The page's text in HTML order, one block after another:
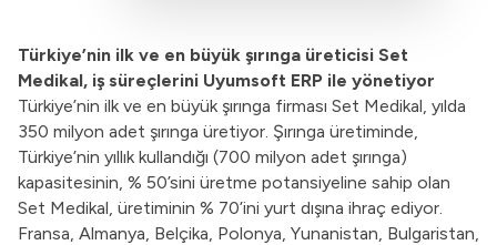
Türkiye’nin ilk ve en büyük şırınga üreticisi Set
Medikal, iş süreçlerini Uyumsoft ERP ile yönetiyor
Türkiye’nin ilk ve en büyük şırınga firması Set Medikal, yılda
350 milyon adet şırınga üretiyor. Şırınga üretiminde,
Türkiye’nin yıllık kullandığı (700 milyon adet şırınga)
kapasitesinin, % 50’sini üretme potansiyeline sahip olan
Set Medikal, üretiminin % 70’ini yurt dışına ihraç ediyor.
Fransa, Almanya, Belçika, Polonya, Yunanistan, Bulgaristan,